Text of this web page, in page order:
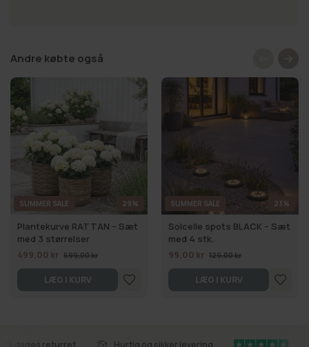
Andre købte også
SUMMER SALE 29%
Plantekurve RATTAN – Sæt
med 3 størrelser
499,00 kr 699,00 kr
LÆG I KURV
SUMMER SALE 23%
Solcelle spots BLACK – Sæt
med 4 stk.
99,00 kr 129,00 kr
LÆG I KURV
14 dages returret Hurtig og sikker levering